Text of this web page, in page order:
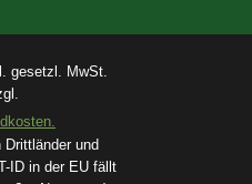
gesetzl. MwSt.
Drittländer und
ID in der EU fällt